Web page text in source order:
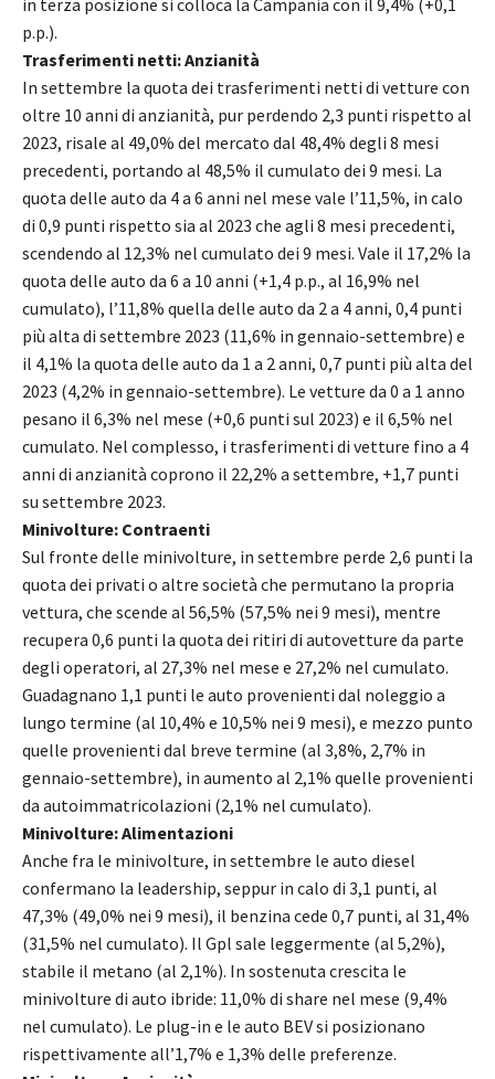
in terza posizione si colloca la Campania con il 9,4% (+0,1
p.p.).
Trasferimenti netti: Anzianità
In settembre la quota dei trasferimenti netti di vetture con
oltre 10 anni di anzianità, pur perdendo 2,3 punti rispetto al
2023, risale al 49,0% del mercato dal 48,4% degli 8 mesi
precedenti, portando al 48,5% il cumulato dei 9 mesi. La
quota delle auto da 4 a 6 anni nel mese vale l’11,5%, in calo
di 0,9 punti rispetto sia al 2023 che agli 8 mesi precedenti,
scendendo al 12,3% nel cumulato dei 9 mesi. Vale il 17,2% la
quota delle auto da 6 a 10 anni (+1,4 p.p., al 16,9% nel
cumulato), l’11,8% quella delle auto da 2 a 4 anni, 0,4 punti
più alta di settembre 2023 (11,6% in gennaio-settembre) e
il 4,1% la quota delle auto da 1 a 2 anni, 0,7 punti più alta del
2023 (4,2% in gennaio-settembre). Le vetture da 0 a 1 anno
pesano il 6,3% nel mese (+0,6 punti sul 2023) e il 6,5% nel
cumulato. Nel complesso, i trasferimenti di vetture fino a 4
anni di anzianità coprono il 22,2% a settembre, +1,7 punti
su settembre 2023.
Minivolture: Contraenti
Sul fronte delle minivolture, in settembre perde 2,6 punti la
quota dei privati o altre società che permutano la propria
vettura, che scende al 56,5% (57,5% nei 9 mesi), mentre
recupera 0,6 punti la quota dei ritiri di autovetture da parte
degli operatori, al 27,3% nel mese e 27,2% nel cumulato.
Guadagnano 1,1 punti le auto provenienti dal noleggio a
lungo termine (al 10,4% e 10,5% nei 9 mesi), e mezzo punto
quelle provenienti dal breve termine (al 3,8%, 2,7% in
gennaio-settembre), in aumento al 2,1% quelle provenienti
da autoimmatricolazioni (2,1% nel cumulato).
Minivolture: Alimentazioni
Anche fra le minivolture, in settembre le auto diesel
confermano la leadership, seppur in calo di 3,1 punti, al
47,3% (49,0% nei 9 mesi), il benzina cede 0,7 punti, al 31,4%
(31,5% nel cumulato). Il Gpl sale leggermente (al 5,2%),
stabile il metano (al 2,1%). In sostenuta crescita le
minivolture di auto ibride: 11,0% di share nel mese (9,4%
nel cumulato). Le plug-in e le auto BEV si posizionano
rispettivamente all’1,7% e 1,3% delle preferenze.